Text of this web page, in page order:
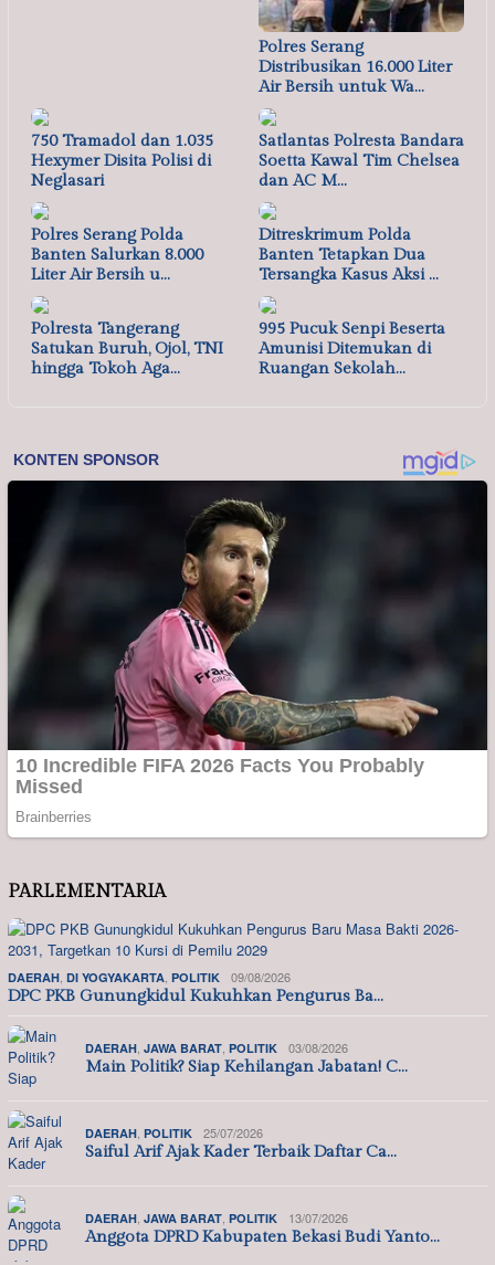
Polres Serang
Distribusikan 16.000 Liter
Air Bersih untuk Wa…
750 Tramadol dan 1.035
Hexymer Disita Polisi di
Neglasari
Satlantas Polresta Bandara
Soetta Kawal Tim Chelsea
dan AC M…
Polres Serang Polda
Banten Salurkan 8.000
Liter Air Bersih u…
Ditreskrimum Polda
Banten Tetapkan Dua
Tersangka Kasus Aksi …
Polresta Tangerang
Satukan Buruh, Ojol, TNI
hingga Tokoh Aga…
995 Pucuk Senpi Beserta
Amunisi Ditemukan di
Ruangan Sekolah…
PARLEMENTARIA
DAERAH DI YOGYAKARTA POLITIK 09/08/2026
DPC PKB Gunungkidul Kukuhkan Pengurus Ba…
DAERAH JAWA BARAT POLITIK 03/08/2026
Main Politik? Siap Kehilangan Jabatan! C…
DAERAH POLITIK 25/07/2026
Saiful Arif Ajak Kader Terbaik Daftar Ca…
DAERAH JAWA BARAT POLITIK 13/07/2026
Anggota DPRD Kabupaten Bekasi Budi Yanto…